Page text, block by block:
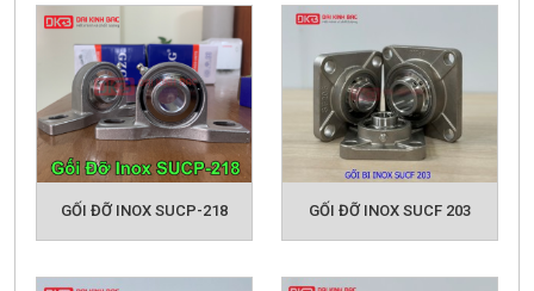
GỐI ĐỠ INOX SUCP-218 GỐI ĐỠ INOX SUCF 203